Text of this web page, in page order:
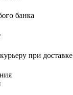
банка
при доставке